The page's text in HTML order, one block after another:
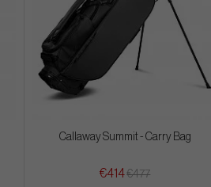
Callaway Summit - Carry Bag
€414€477